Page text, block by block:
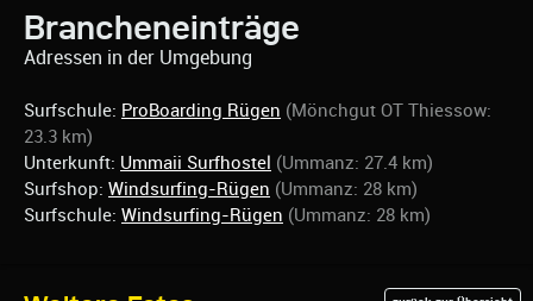
Brancheneinträge
Adressen in der Umgebung
Surfschule: ProBoarding Rügen (Mönchgut OT Thiessow:
23.3 km)
Unterkunft: Ummaii Surfhostel (Ummanz: 27.4 km)
Surfshop: Windsurfing-Rügen (Ummanz: 28 km)
Surfschule: Windsurfing-Rügen (Ummanz: 28 km)